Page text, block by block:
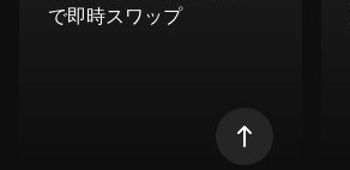
で即時スワップ